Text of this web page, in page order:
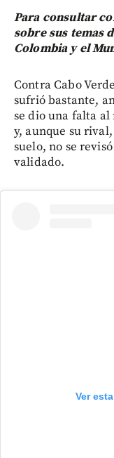
Para consultar
sobre sus temas
Colombia y el
Contra Cabo
sufrió bastante,
se dio una falta
y, aunque su
suelo, no se
validado.
Ver